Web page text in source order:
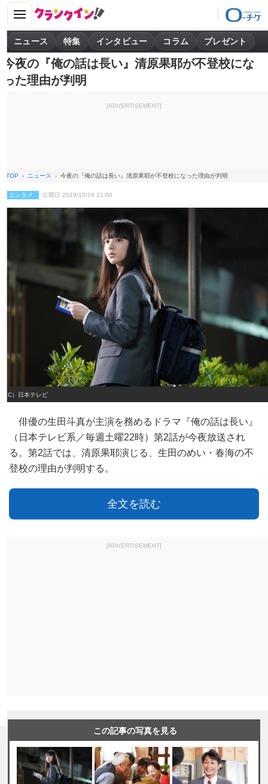
ニュース 特集 インタビュー コラム プレゼント
今夜の『俺の話は長い』清原果耶が不登校にな
った理由が判明
[ADVERTISEMENT]
TOP ニュース 今夜の『俺の話は長い』清原果耶が不登校になった理由が判明
エンタメ 公開日 2019/10/19 11:00
（C）日本テレビ
俳優の生田斗真が主演を務めるドラマ『俺の話は長い』
（日本テレビ系／毎週土曜22時）第2話が今夜放送され
る。第2話では、清原果耶演じる、生田のめい・春海の不
登校の理由が判明する。
全文を読む
[ADVERTISEMENT]
この記事の写真を見る